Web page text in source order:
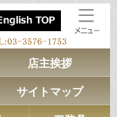
店主挨拶
サイトマップ